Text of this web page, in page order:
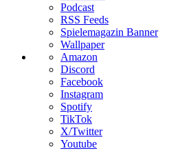
Podcast
RSS Feeds
Spielemagazin Banner
Wallpaper
Amazon
Discord
Facebook
Instagram
Spotify
TikTok
X/Twitter
Youtube